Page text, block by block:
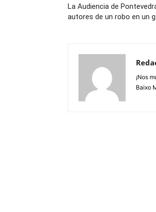
La Audiencia de
autores de un robo en un
¡Nos
Baixo